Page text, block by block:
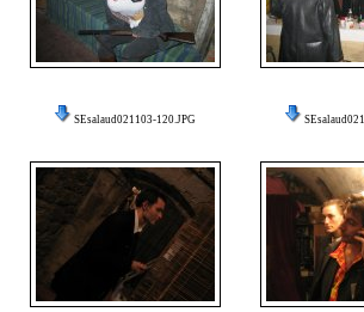
SEsalaud021103-120.JPG